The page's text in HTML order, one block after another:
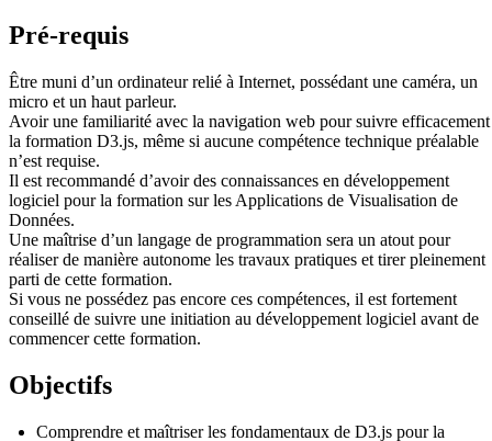
Pré-requis
Être muni d’un ordinateur relié à Internet, possédant une caméra, un
micro et un haut parleur.
Avoir une familiarité avec la navigation web pour suivre efficacement
la formation D3.js, même si aucune compétence technique préalable
n’est requise.
Il est recommandé d’avoir des connaissances en développement
logiciel pour la formation sur les Applications de Visualisation de
Données.
Une maîtrise d’un langage de programmation sera un atout pour
réaliser de manière autonome les travaux pratiques et tirer pleinement
parti de cette formation.
Si vous ne possédez pas encore ces compétences, il est fortement
conseillé de suivre une initiation au développement logiciel avant de
commencer cette formation.
Objectifs
Comprendre et maîtriser les fondamentaux de D3.js pour la